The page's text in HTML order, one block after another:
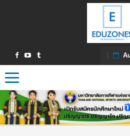
Toggle navigation